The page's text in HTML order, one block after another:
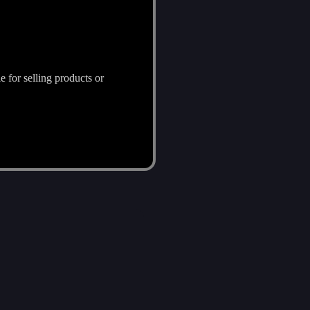
for selling products or